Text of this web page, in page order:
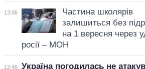
13:06
Частина школярів
залишиться без
на 1 вересня через
росії – МОН
12:46
Україна погодилась не